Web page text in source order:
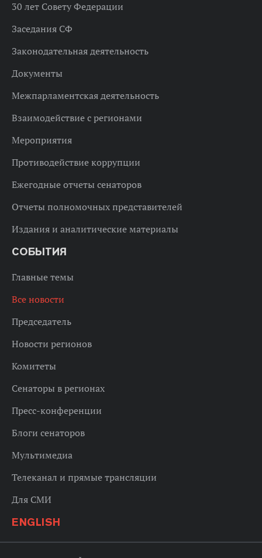
30 лет Совету Федерации
Заседания СФ
Законодательная деятельность
Документы
Межпарламентская деятельность
Взаимодействие с регионами
Мероприятия
Противодействие коррупции
Ежегодные отчеты сенаторов
Отчеты полномочных представителей
Издания и аналитические материалы
СОБЫТИЯ
Главные темы
Все новости
Председатель
Новости регионов
Комитеты
Сенаторы в регионах
Пресс-конференции
Блоги сенаторов
Мультимедиа
Телеканал и прямые трансляции
Для СМИ
ENGLISH